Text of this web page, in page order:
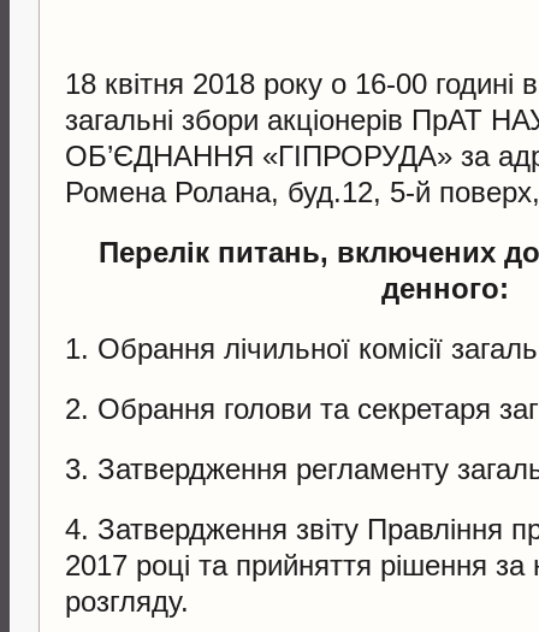
18 квітня 2018 року о 16-00 годині
загальні збори акціонерів
ОБ’ЄДНАННЯ «ГІПРОРУДА» за
Ромена Ролана, буд.12, 5-й
Перелік питань, включених
денного:
1. Обрання лічильної комісії
2. Обрання голови та секретаря
3. Затвердження регламенту
4. Затвердження звіту Правління
2017 році та прийняття рішення за
розгляду.